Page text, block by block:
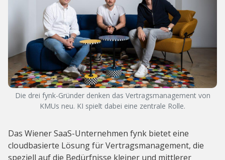
Die drei fynk-Gründer denken das Vertragsmanagement von
KMUs neu. KI spielt dabei eine zentrale Rolle.
Das Wiener SaaS-Unternehmen fynk bietet eine
cloudbasierte Lösung für Vertragsmanagement, die
speziell auf die Bedürfnisse kleiner und mittlerer